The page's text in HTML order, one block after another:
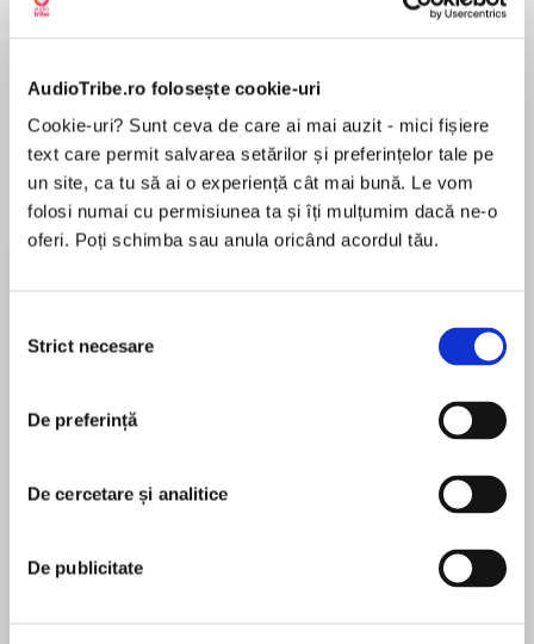
AudioTribe.ro folosește cookie-uri
Cookie-uri? Sunt ceva de care ai mai auzit - mici fișiere
text care permit salvarea setărilor și preferințelor tale pe
un site, ca tu să ai o experiență cât mai bună. Le vom
folosi numai cu permisiunea ta și îți mulțumim dacă ne-o
oferi. Poți schimba sau anula oricând acordul tău.
consimțământului
Strict necesare
De preferință
De cercetare și analitice
De publicitate
de...
Dani Francis
la...
Lauren Weisberger
Desprecarte
“Sexy, pulse-pounding adventure.”—Jaci Burton
The sharpest ache comes from wanting what
spirited and unattached since leaving home at
sixteen. Whiskey Sharp, Seattle’s sexy vintage-
styled barbershop and whiskey bar, gave her a
job—and a reason to put down roots. Cutting
În acest moment nu există recenzii
Lauren Dane
Lauren Dane is a New York Times and USA Today
bestselling author of over fifty novels and novellas